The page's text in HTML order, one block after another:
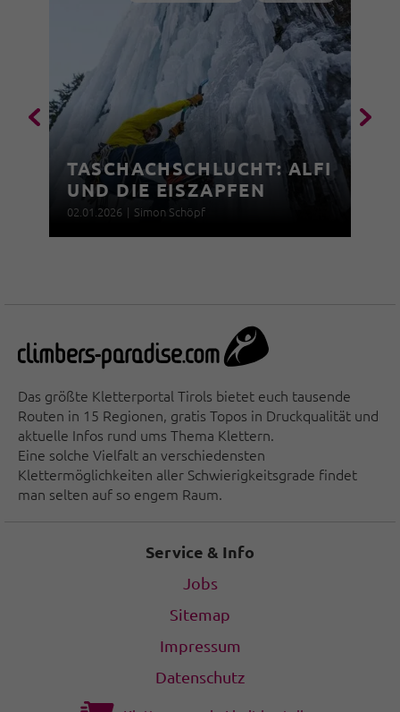
TASCHACHSCHLUCHT: ALFI
UND DIE EISZAPFEN
02.01.2026 | Simon Schöpf
Das größte Kletterportal Tirols bietet euch tausende
Routen in 15 Regionen, gratis Topos in Druckqualität und
aktuelle Infos rund ums Thema Klettern.
Eine solche Vielfalt an verschiedensten
Klettermöglichkeiten aller Schwierigkeitsgrade findet
man selten auf so engem Raum.
Service & Info
Jobs
Sitemap
Impressum
Datenschutz